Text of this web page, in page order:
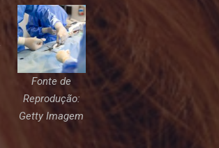
Fonte de
Reprodução:
Getty Imagem